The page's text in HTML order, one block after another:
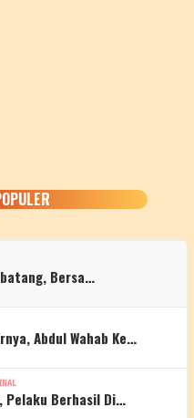
Bersa…
Abdul Wahab Ke…
Pelaku Berhasil Di…